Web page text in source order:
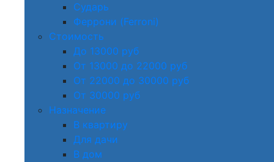
Сударь
Феррони (Ferroni)
Стоимость
До 13000 руб
От 13000 до 22000 руб
От 22000 до 30000 руб
От 30000 руб
Назначение
В квартиру
Для дачи
В дом